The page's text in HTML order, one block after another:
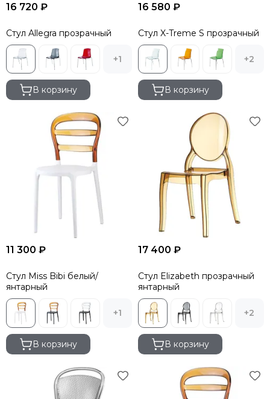
16 720 ₽
Стул Allegra прозрачный
+1
В корзину
16 580 ₽
Стул X-Treme S прозрачный
+2
В корзину
11 300 ₽
Стул Miss Bibi белый/
янтарный
+1
В корзину
17 400 ₽
Стул Elizabeth прозрачный
янтарный
+2
В корзину